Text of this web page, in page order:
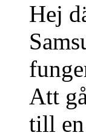
Hej
Att
till